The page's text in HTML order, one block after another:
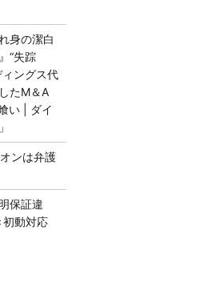
身の潔白
“失踪
ングス代
たM＆A
い | ダイ
ンは弁護
保証違
動対応